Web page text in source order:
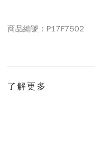
商品編號： P17F7502
了解更多